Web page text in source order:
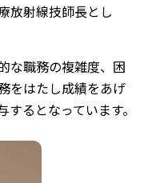
放射線技師長とし
な職務の複雑度、困
をはたし成績をあげ
るとなっています。